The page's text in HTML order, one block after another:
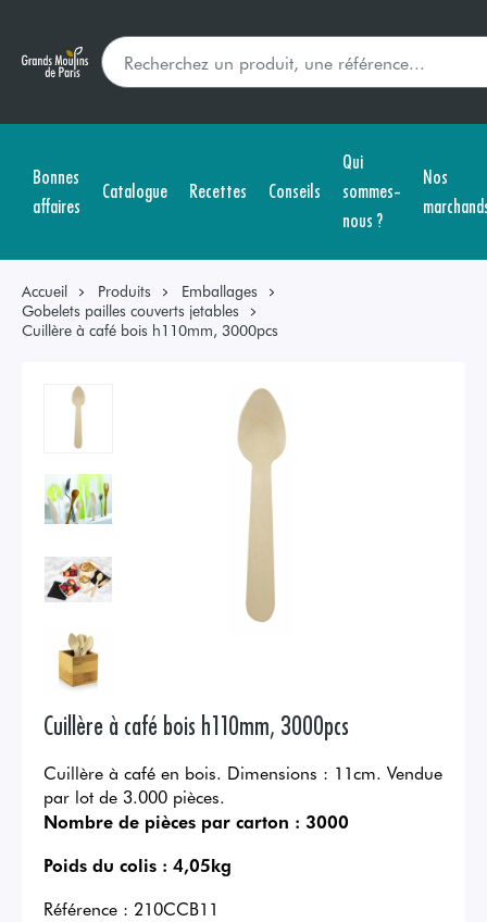
Bonnes
affaires
Catalogue Recettes Conseils
Qui
sommes-
nous ?
Nos
Accueil Produits
Emballages
Gobelets pailles couverts jetables
Cuillère à café bois h110mm, 3000pcs
Cuillère à café bois h110mm, 3000pcs
Cuillère à café en bois. Dimensions : 11cm. Vendue
par lot de 3.000 pièces.
Nombre de pièces par carton : 3000
Poids du colis : 4,05kg
Référence : 210CCB11